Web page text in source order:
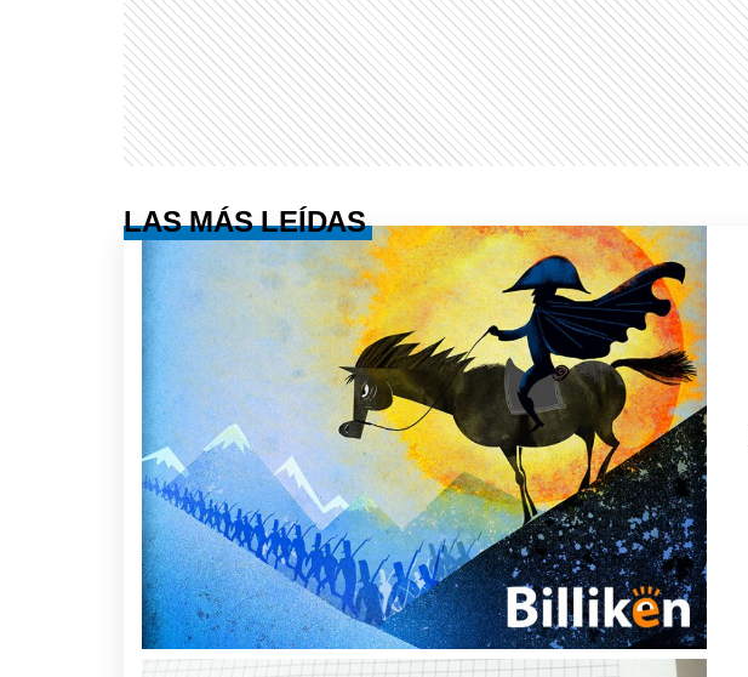
LAS MÁS LEÍDAS